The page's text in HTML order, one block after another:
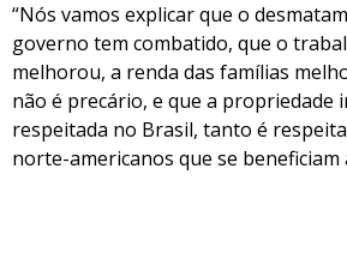
“Nós vamos explicar que o
governo tem combatido, que o
melhorou, a renda das famílias
não é precário, e que a propriedade
respeitada no Brasil, tanto é
norte-americanos que se beneficiam